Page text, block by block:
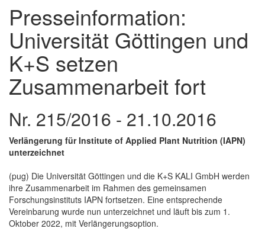
Presseinformation:
Universität Göttingen und
K+S setzen
Zusammenarbeit fort
Nr. 215/2016 - 21.10.2016
Verlängerung für Institute of Applied Plant Nutrition (IAPN)
unterzeichnet
(pug) Die Universität Göttingen und die K+S KALI GmbH werden
ihre Zusammenarbeit im Rahmen des gemeinsamen
Forschungsinstituts IAPN fortsetzen. Eine entsprechende
Vereinbarung wurde nun unterzeichnet und läuft bis zum 1.
Oktober 2022, mit Verlängerungsoption.